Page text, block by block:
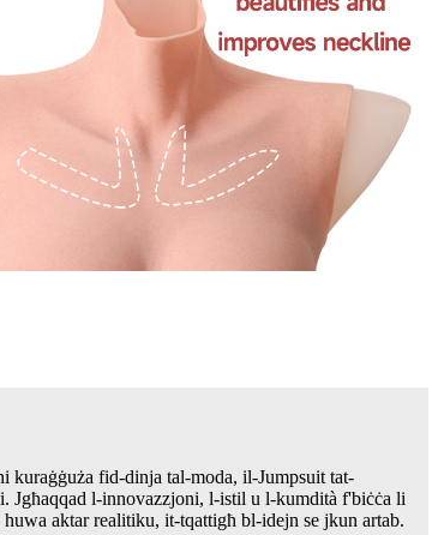
fid-dinja tal-moda, il-Jumpsuit tat-
Jgħaqqad l-innovazzjoni, l-istil u l-kumdità f'biċċa li
aktar realitiku, it-tqattigħ bl-idejn se jkun artab.